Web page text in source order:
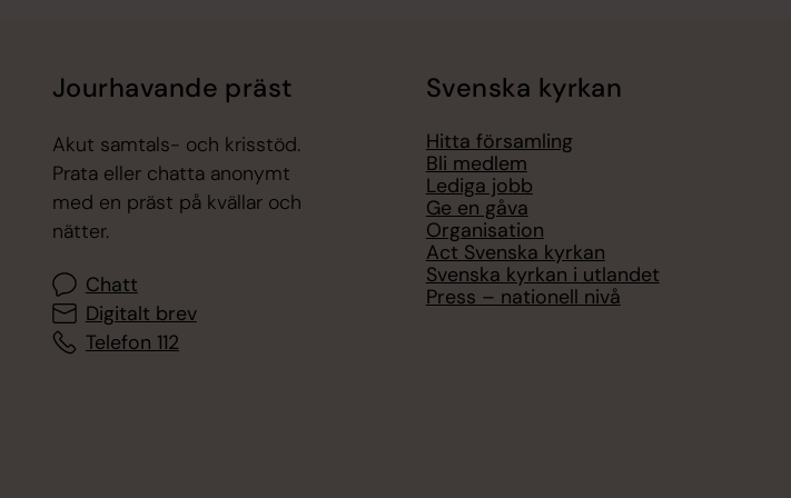
Jourhavande präst
Akut samtals- och krisstöd.
Prata eller chatta anonymt
med en präst på kvällar och
nätter.
Chatt
Digitalt brev
Telefon 112
Svenska kyrkan
Hitta församling
Bli medlem
Lediga jobb
Ge en gåva
Organisation
Act Svenska kyrkan
Svenska kyrkan i utlandet
Press – nationell nivå